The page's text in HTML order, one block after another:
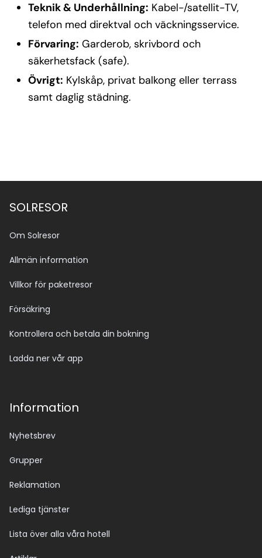
Teknik & Underhållning: Kabel-/satellit-TV,
telefon med direktval och väckningsservice.
Förvaring: Garderob, skrivbord och
säkerhetsfack (safe).
Övrigt: Kylskåp, privat balkong eller terrass
samt daglig städning.
SOLRESOR
Om Solresor
Allmän information
Villkor för paketresor
Försäkring
Kontrollera och betala din bokning
Ladda ner vår app
Information
Nyhetsbrev
Grupper
Reklamation
Lediga tjänster
Lista över alla våra hotell